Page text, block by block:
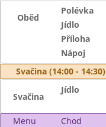
Oběd
Polévka
Jídlo
Příloha
Nápoj
Svačina (14:00 - 14:30)
Svačina
Jídlo
Menu Chod